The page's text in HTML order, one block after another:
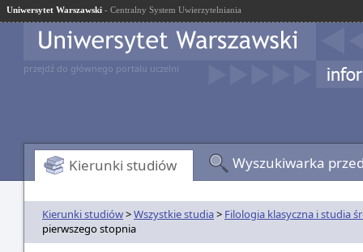
Uniwersytet Warszawski - Centralny System Uwierzytelniania
przejdź do głównego portalu uczelni
Kierunki studiów Wyszukiwarka
Kierunki studiów>Wszystkie studia> Filologia klasyczna i studia
pierwszego stopnia